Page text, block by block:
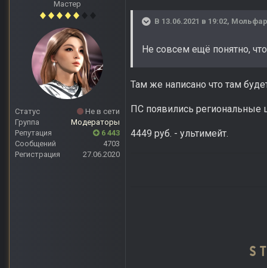
Мастер
Статус
Не в сети
Группа
Модераторы
Репутация
6 443
Сообщений
4703
Регистрация
27.06.2020
В 13.06.2021 в 19:02, Мольфар
Не совсем ещё понятно,
Там же написано что там
ПС появились региональные
4449 pуб. - ультимейт.